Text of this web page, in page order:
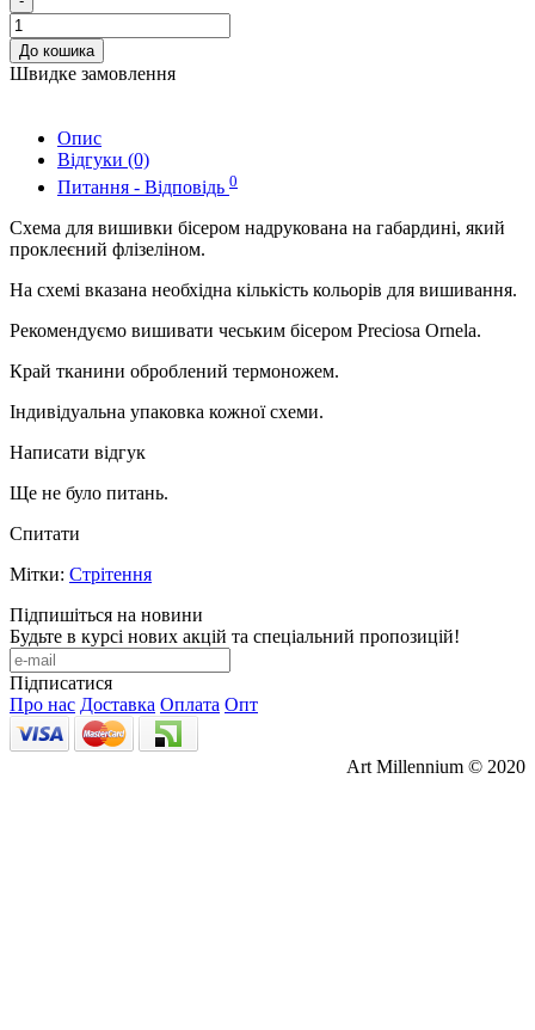
До кошика
Швидке замовлення
Опис
Відгуки (0)
Питання - Відповідь 0
Схема для вишивки бісером надрукована на габардині, який
проклеєний флізеліном.
На схемі вказана необхідна кількість кольорів для вишивання.
Рекомендуємо вишивати чеським бісером Preciosa Ornela.
Край тканини оброблений термоножем.
Індивідуальна упаковка кожної схеми.
Написати відгук
Ще не було питань.
Спитати
Мітки: Стрітення
Підпишіться на новини
Будьте в курсі нових акцій та спеціальний пропозицій!
Підписатися
Про нас Доставка Оплата Опт
Art Millennium © 2020